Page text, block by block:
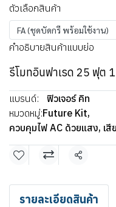
ตัวเลือกสินค้า
FA (ชุดบัดกรี พร้อมใช้งาน)
คำอธิบายสินค้าแบบย่อ
รีโมทอินฟาเรด 25 ฟุต
แบรนด์:
ฟิวเจอร์ คิท
หมวดหมู่:Future Kit,
ควบคุมไฟ AC ด้วยแสง, เสี
แชร์
รายละเอียดสินค้า